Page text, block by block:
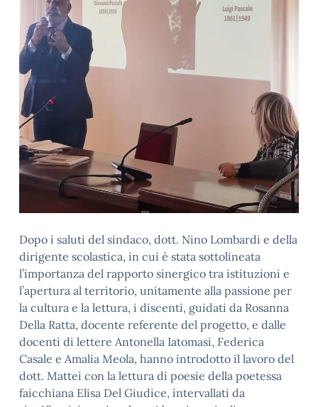
Dopo i saluti del sindaco, dott. Nino Lombardi e della
dirigente scolastica, in cui è stata sottolineata
l’importanza del rapporto sinergico tra istituzioni e
l’apertura al territorio, unitamente alla passione per
la cultura e la lettura, i discenti, guidati da Rosanna
Della Ratta, docente referente del progetto, e dalle
docenti di lettere Antonella Iatomasi, Federica
Casale e Amalia Meola, hanno introdotto il lavoro del
dott. Mattei con la lettura di poesie della poetessa
faicchiana Elisa Del Giudice, intervallati da